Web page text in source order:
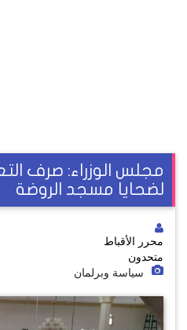
مجلس الوزراء: صرف
لضحايا مسجد الروضة
محرر الأقباط
متحدون
سياسة وبرلمان